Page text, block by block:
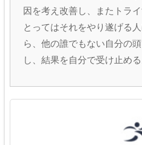
因を考え改善し、またトラ
とってはそれをやり遂げる
ら、他の誰でもない自分の
し、結果を自分で受け止める